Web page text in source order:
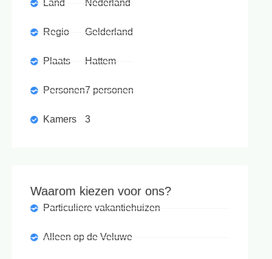
Land
Regio
Plaats
Personen
Kamers
Nederland
Gelderland
Hattem
7 personen
3
Waarom kiezen voor ons?
Particuliere vakantiehuizen
Alleen op de Veluwe